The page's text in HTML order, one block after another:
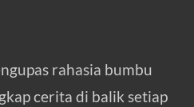
rahasia bumbu
cerita di balik setiap